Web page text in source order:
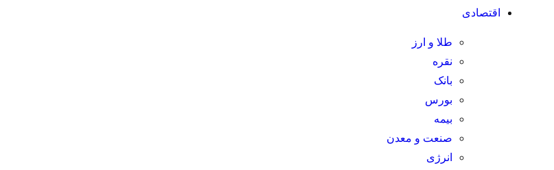
اقتصادی
طلا و ارز
نقره
بانک
بورس
بیمه
صنعت و معدن
انرژی